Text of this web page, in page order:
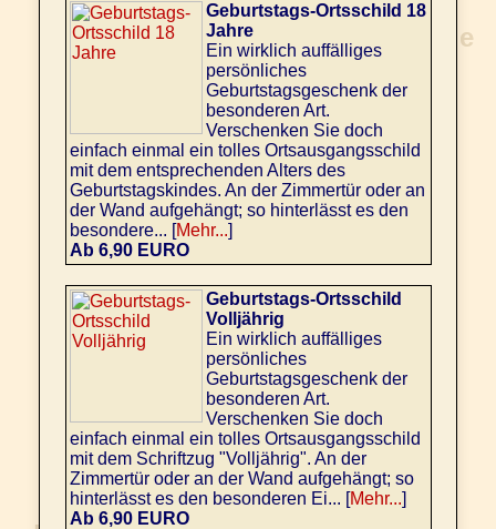
Geburtstags-Ortsschild 18
Jahre
Ein wirklich auffälliges
persönliches
Geburtstagsgeschenk der
besonderen Art.
Verschenken Sie doch
einfach einmal ein tolles Ortsausgangsschild
mit dem entsprechenden Alters des
Geburtstagskindes. An der Zimmertür oder an
der Wand aufgehängt; so hinterlässt es den
besondere... [Mehr...]
Ab 6,90 EURO
Geburtstags-Ortsschild
Volljährig
Ein wirklich auffälliges
persönliches
Geburtstagsgeschenk der
besonderen Art.
Verschenken Sie doch
einfach einmal ein tolles Ortsausgangsschild
mit dem Schriftzug "Volljährig". An der
Zimmertür oder an der Wand aufgehängt; so
hinterlässt es den besonderen Ei... [Mehr...]
Ab 6,90 EURO